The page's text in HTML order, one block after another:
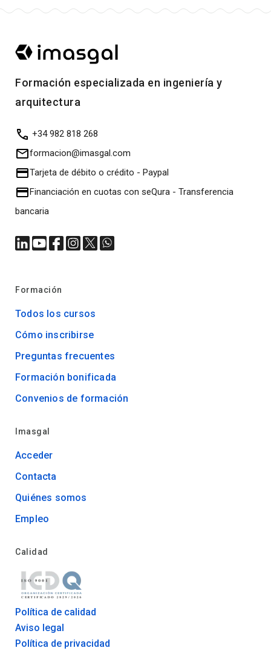
Formación especializada en ingeniería y
arquitectura
+34 982 818 268
formacion@imasgal.com
Tarjeta de débito o crédito - Paypal
Financiación en cuotas con seQura - Transferencia
bancaria
Formación
Todos los cursos
Cómo inscribirse
Preguntas frecuentes
Formación bonificada
Convenios de formación
Imasgal
Acceder
Contacta
Quiénes somos
Empleo
Calidad
Política de calidad
Aviso legal
Política de privacidad